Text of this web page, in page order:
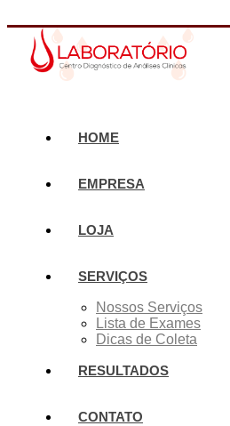
HOME
EMPRESA
LOJA
SERVIÇOS
Nossos Serviços
Lista de Exames
Dicas de Coleta
RESULTADOS
CONTATO